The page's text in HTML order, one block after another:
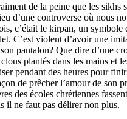
de la peine que les sikhs
d’une controverse où nous
c’était le kirpan, un symbole
C’est violent d’avoir une
pantalon? Que dire d’une
plantés dans les mains et
pendant des heures pour
de prêcher l’amour de son
des écoles chrétiennes
il ne faut pas délirer non plus.